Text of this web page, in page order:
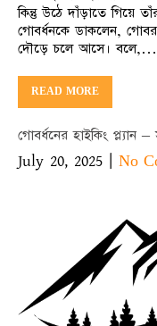
কিন্তু উঠে দাঁড়াতে গিয়ে
গোবর্ধনকে ডাকলেন,
দৌড়ে চলে আসে। বলে,…
READ MORE
গোবর্ধনের হাইকিং প্ল্যান –
July 20, 2025 | No